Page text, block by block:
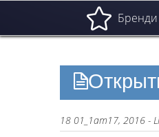
Бренди
18 01_1am17, 2016 -